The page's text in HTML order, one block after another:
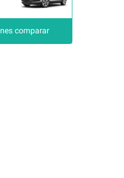
comparar